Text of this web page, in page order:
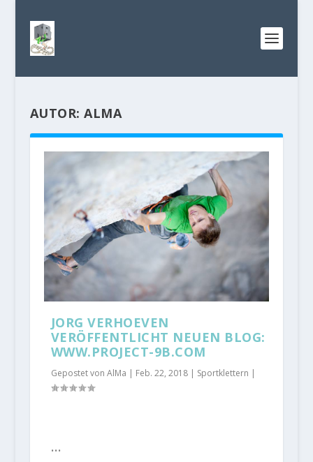
AUTOR:ALMA
JORG VERHOEVEN
VERÖFFENTLICHT NEUEN BLOG:
WWW.PROJECT-9B.COM
Gepostet von AlMa | Feb. 22, 2018| Sportklettern |
…